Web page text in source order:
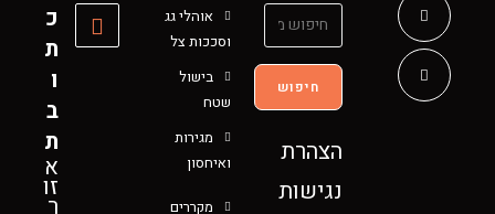
כ
ת
ו
ב
ת
א
זו
ר
אוהלי גג
וסככות צל
בישול
שטח
מגירות
ואיחסון
מקררים
חיפוש
הצהרת
נגישות